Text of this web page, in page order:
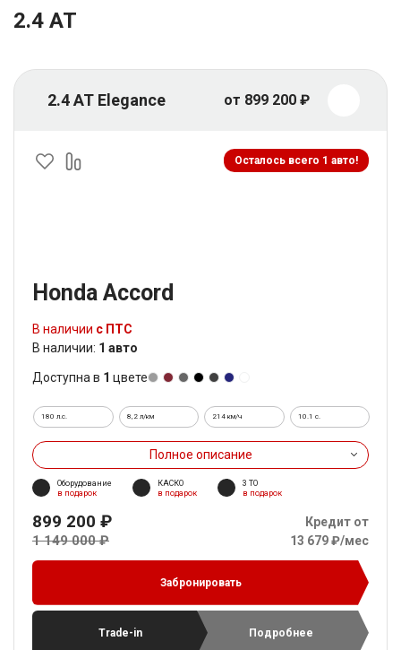
2.4 AT
2.4 AT Elegance от 899 200 ₽
Осталось всего 1 авто!
Honda Accord
В наличии с ПТС
В наличии: 1 авто
Доступна в 1 цвете
180 л.с. 8,2 л/км 214 км/ч 10.1 c.
Полное описание
Оборудование
в подарок
КАСКО
в подарок
3 ТО
в подарок
899 200 ₽
1 149 000 ₽
Кредит от
13 679 ₽/мес
Забронировать
Trade-in Подробнее